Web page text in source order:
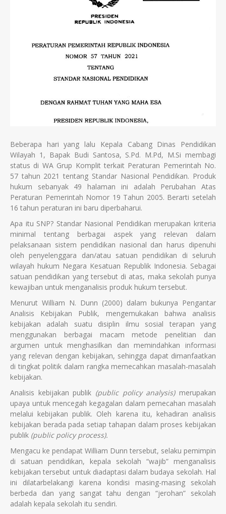
Beberapa hari yang lalu Kepala Cabang Dinas Pendidikan
Wilayah 1, Bapak Budi Santosa, S.Pd. M.Pd, M.Si membagi
status di WA Grup Komplit terkait Peraturan Pemerintah No.
57 tahun 2021 tentang Standar Nasional Pendidikan. Produk
hukum sebanyak 49 halaman ini adalah Perubahan Atas
Peraturan Pemerintah Nomor 19 Tahun 2005. Berarti setelah
16 tahun peraturan ini baru diperbaharui.
Apa itu SNP? Standar Nasional Pendidikan merupakan kriteria
minimal tentang berbagai aspek yang relevan dalam
pelaksanaan sistem pendidikan nasional dan harus dipenuhi
oleh penyelenggara dan/atau satuan pendidikan di seluruh
wilayah hukum Negara Kesatuan Republik Indonesia. Sebagai
satuan pendidikan yang tersebut di atas, maka sekolah punya
kewajiban untuk menganalisis produk hukum tersebut.
Menurut William N. Dunn (2000) dalam bukunya Pengantar
Analisis Kebijakan Publik, mengemukakan bahwa analisis
kebijakan adalah suatu disiplin ilmu sosial terapan yang
menggunakan berbagai macam metode penelitian dan
argumen untuk menghasilkan dan memindahkan informasi
yang relevan dengan kebijakan, sehingga dapat dimanfaatkan
di tingkat politik dalam rangka memecahkan masalah-masalah
kebijakan.
Analisis kebijakan publik (public policy analysis)merupakan
upaya untuk mencegah kegagalan dalam pemecahan masalah
melalui kebijakan publik. Oleh karena itu, kehadiran analisis
kebijakan berada pada setiap tahapan dalam proses kebijakan
publik (public policy process).
Mengacu ke pendapat William Dunn tersebut, selaku pemimpin
di satuan pendidikan, kepala sekolah “wajib” menganalisis
kebijakan tersebut untuk diadaptasi dalam budaya sekolah. Hal
ini dilatarbelakangi karena kondisi masing-masing sekolah
berbeda dan yang sangat tahu dengan “jerohan” sekolah
adalah kepala sekolah itu sendiri.